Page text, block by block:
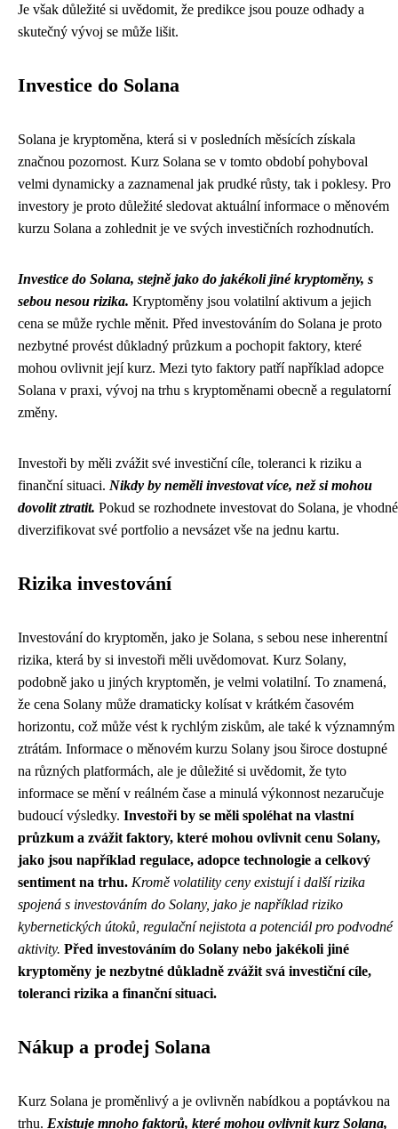
Je však důležité si uvědomit, že predikce jsou pouze odhady a
skutečný vývoj se může lišit.
Investice do Solana
Solana je kryptoměna, která si v posledních měsících získala
značnou pozornost. Kurz Solana se v tomto období pohyboval
velmi dynamicky a zaznamenal jak prudké růsty, tak i poklesy. Pro
investory je proto důležité sledovat aktuální informace o měnovém
kurzu Solana a zohlednit je ve svých investičních rozhodnutích.
Investice do Solana, stejně jako do jakékoli jiné kryptoměny, s
sebou nesou rizika. Kryptoměny jsou volatilní aktivum a jejich
cena se může rychle měnit. Před investováním do Solana je proto
nezbytné provést důkladný průzkum a pochopit faktory, které
mohou ovlivnit její kurz. Mezi tyto faktory patří například adopce
Solana v praxi, vývoj na trhu s kryptoměnami obecně a regulatorní
změny.
Investoři by měli zvážit své investiční cíle, toleranci k riziku a
finanční situaci. Nikdy by neměli investovat více, než si mohou
dovolit ztratit. Pokud se rozhodnete investovat do Solana, je vhodné
diverzifikovat své portfolio a nevsázet vše na jednu kartu.
Rizika investování
Investování do kryptoměn, jako je Solana, s sebou nese inherentní
rizika, která by si investoři měli uvědomovat. Kurz Solany,
podobně jako u jiných kryptoměn, je velmi volatilní. To znamená,
že cena Solany může dramaticky kolísat v krátkém časovém
horizontu, což může vést k rychlým ziskům, ale také k významným
ztrátám. Informace o měnovém kurzu Solany jsou široce dostupné
na různých platformách, ale je důležité si uvědomit, že tyto
informace se mění v reálném čase a minulá výkonnost nezaručuje
budoucí výsledky. Investoři by se měli spoléhat na vlastní
průzkum a zvážit faktory, které mohou ovlivnit cenu Solany,
jako jsou například regulace, adopce technologie a celkový
sentiment na trhu. Kromě volatility ceny existují i další rizika
spojená s investováním do Solany, jako je například riziko
kybernetických útoků, regulační nejistota a potenciál pro podvodné
aktivity. Před investováním do Solany nebo jakékoli jiné
kryptoměny je nezbytné důkladně zvážit svá investiční cíle,
toleranci rizika a finanční situaci.
Nákup a prodej Solana
Kurz Solana je proměnlivý a je ovlivněn nabídkou a poptávkou na
trhu. Existuje mnoho faktorů, které mohou ovlivnit kurz Solana,